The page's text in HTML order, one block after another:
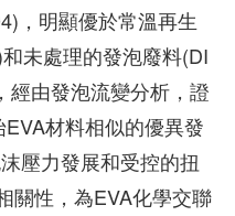
，明顯優於常溫再生
未處理的發泡廢料(DI
經由發泡流變分析，證
材料相似的優異發
壓力發展和受控的扭
關性，為EVA化學交聯